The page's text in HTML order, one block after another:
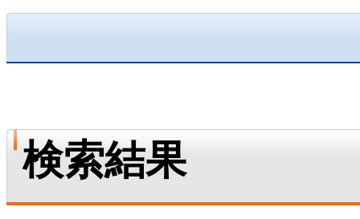
検索結果